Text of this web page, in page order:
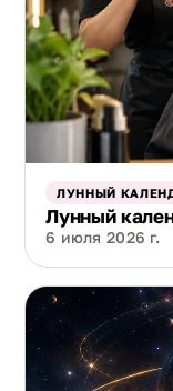
ЛУННЫЙ
Лунный
6 июля 2026 г.